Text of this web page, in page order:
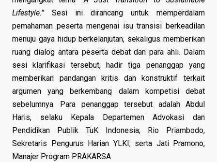
Lifestyle.”Sesi ini dirancang untuk memperdalam
pemahaman peserta mengenai isu transisi berkeadilan
menuju gaya hidup berkelanjutan, sekaligus memberikan
ruang dialog antara peserta debat dan para ahli. Dalam
sesi klarifikasi tersebut, hadir tiga penanggap yang
memberikan pandangan kritis dan konstruktif terkait
argumen yang berkembang dalam kompetisi debat
sebelumnya. Para penanggap tersebut adalah Abdul
Haris, selaku Kepala Departemen Advokasi dan
Pendidikan Publik TuK Indonesia; Rio Priambodo,
Sekretaris Pengurus Harian YLKI; serta Jati Pramono,
Manajer Program PRAKARSA